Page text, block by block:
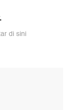
di sini